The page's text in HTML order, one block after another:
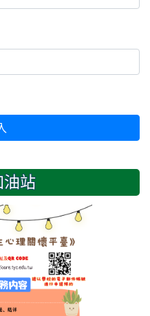
油站